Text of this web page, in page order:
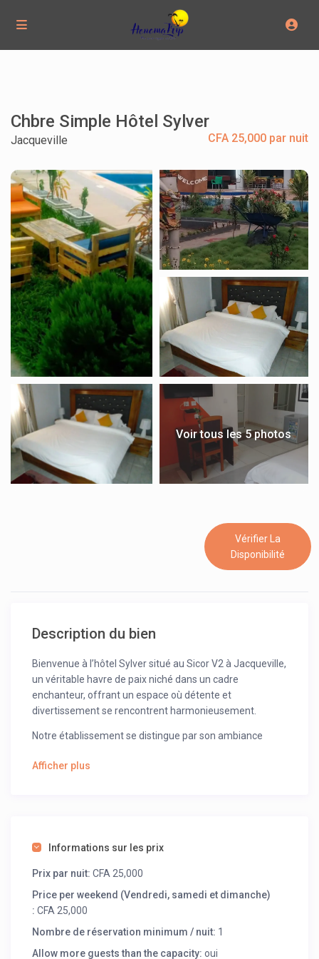
Chbre Simple Hôtel Sylver
CFA 25,000 par nuit
Jacqueville
Voir tous les 5 photos
Vérifier La
Disponibilité
Description du bien
Bienvenue à l’hôtel Sylver situé au Sicor V2 à Jacqueville,
un véritable havre de paix niché dans un cadre
enchanteur, offrant un espace où détente et
divertissement se rencontrent harmonieusement.
Notre établissement se distingue par son ambiance
en quête de tranquillité et de confort. Notre jardin
proposons un espace de jeux équipé d’un baby-foot et
d’une table de tennis de table, garantissant des
famille.
Notre bar est l’endroit parfait pour savourer des
Afficher plus
Informations sur les prix
Prix par nuit: CFA 25,000
Price per weekend (Vendredi, samedi et dimanche)
: CFA 25,000
Nombre de réservation minimum / nuit: 1
Allow more guests than the capacity:oui